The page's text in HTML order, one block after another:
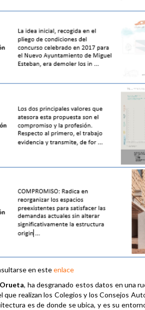
en esteenlace
, ha desgranado estos datos en una
realizan los Colegios y los Consejos
es de donde se ubica, y es su